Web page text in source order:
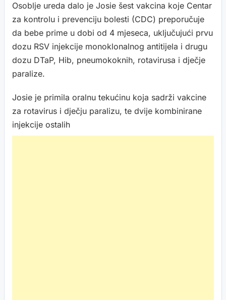
Osoblje ureda dalo je Josie šest vakcina koje Centar
za kontrolu i prevenciju bolesti (CDC) preporučuje
da bebe prime u dobi od 4 mjeseca, uključujući prvu
dozu RSV injekcije monoklonalnog antitijela i drugu
dozu DTaP, Hib, pneumokoknih, rotavirusa i dječje
paralize.
Josie je primila oralnu tekućinu koja sadrži vakcine
za rotavirus i dječju paralizu, te dvije kombinirane
injekcije ostalih